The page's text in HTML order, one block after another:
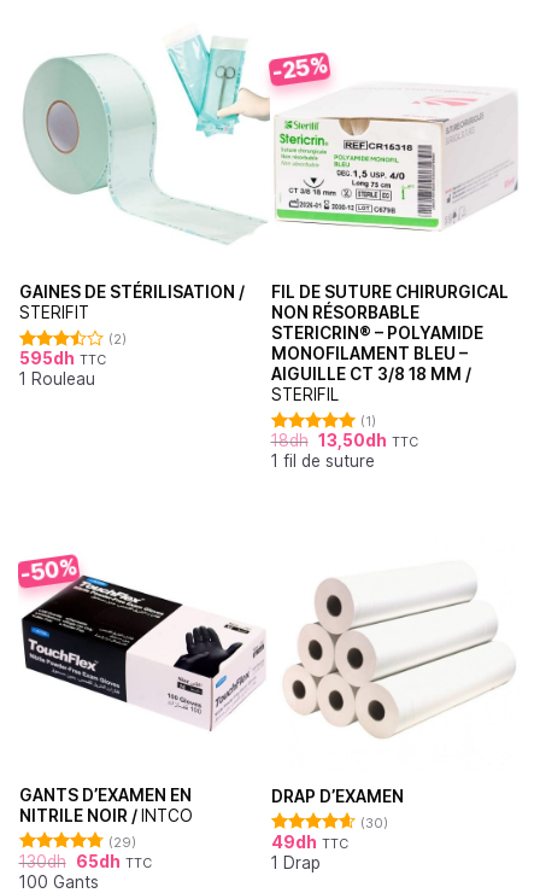
GAINES DE STÉRILISATION /
STERIFIT
Note
3.50sur
(2)
595dh TTC
1 Rouleau
-25%
FIL DE SUTURE CHIRURGICAL
NON RÉSORBABLE
STERICRIN® – POLYAMIDE
MONOFILAMENT BLEU –
AIGUILLE CT 3/8 18 MM /
STERIFIL
Note
5.00
sur 5
(1)
18dh 13,50dh TTC
1 fil de suture
-50%
GANTS D’EXAMEN EN
NITRILE NOIR / INTCO
Note4.76
sur 5
(29)
130dh 65dh TTC
100 Gants
DRAP D’EXAMEN
Note4.62
sur 5
(30)
49dh TTC
1 Drap